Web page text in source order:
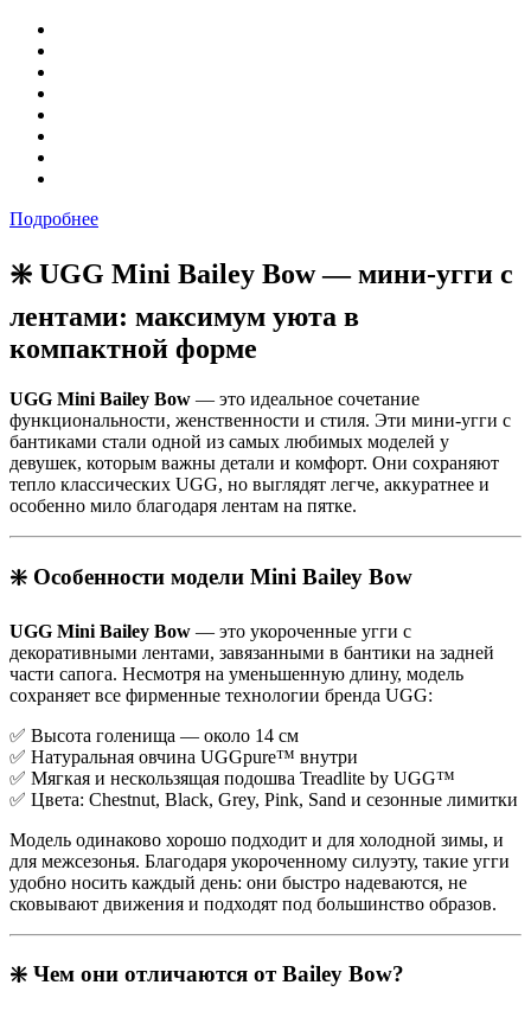
Подробнее
❇️ UGG Mini Bailey Bow — мини-угги с
лентами: максимум уюта в
компактной форме
UGG Mini Bailey Bow — это идеальное сочетание
функциональности, женственности и стиля. Эти мини-угги с
бантиками стали одной из самых любимых моделей у
девушек, которым важны детали и комфорт. Они сохраняют
тепло классических UGG, но выглядят легче, аккуратнее и
особенно мило благодаря лентам на пятке.
❇️ Особенности модели Mini Bailey Bow
UGG Mini Bailey Bow — это укороченные угги с
декоративными лентами, завязанными в бантики на задней
части сапога. Несмотря на уменьшенную длину, модель
сохраняет все фирменные технологии бренда UGG:
✅ Высота голенища — около 14 см
✅ Натуральная овчина UGGpure™ внутри
✅ Мягкая и нескользящая подошва Treadlite by UGG™
✅ Цвета: Chestnut, Black, Grey, Pink, Sand и сезонные лимитки
Модель одинаково хорошо подходит и для холодной зимы, и
для межсезонья. Благодаря укороченному силуэту, такие угги
удобно носить каждый день: они быстро надеваются, не
сковывают движения и подходят под большинство образов.
❇️ Чем они отличаются от Bailey Bow?